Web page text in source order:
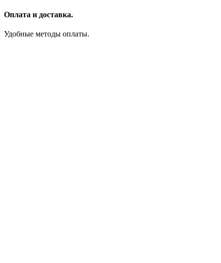
Оплата и доставка.
Удобные методы оплаты.